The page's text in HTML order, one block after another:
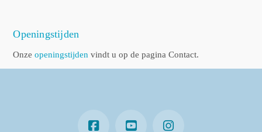
Openingstijden
Onzeopeningstijden vindt u op de pagina Contact.